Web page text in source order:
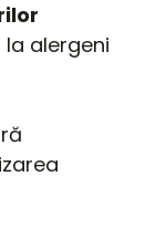
la alergeni